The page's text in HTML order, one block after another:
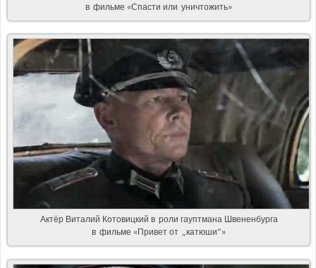
в фильме «Спасти или уничтожить»
Актёр Виталий Котовицкий в роли гауптмана Швененбурга
в фильме «Привет от „катюши“»